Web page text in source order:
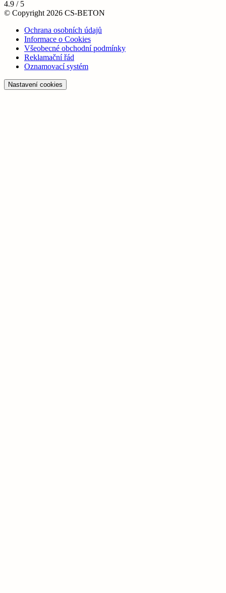
4.9 / 5
© Copyright 2026 CS-BETON
Ochrana osobních údajů
Informace o Cookies
Všeobecné obchodní podmínky
Reklamační řád
Oznamovací systém
Nastavení cookies